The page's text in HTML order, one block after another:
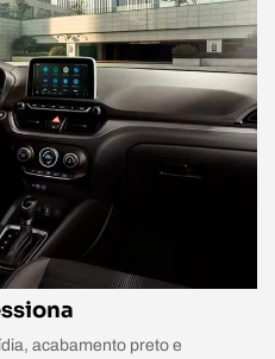
acabamento preto e